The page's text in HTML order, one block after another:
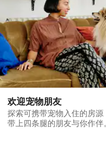
欢迎宠物朋友
探索可携带宠物入住的房源
带上四条腿的朋友与你作伴。